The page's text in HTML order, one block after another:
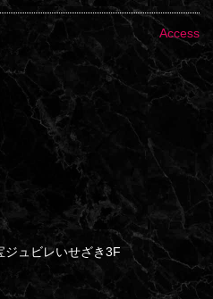
Access
ュビレいせざき3F